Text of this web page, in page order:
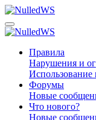
Правила
Нарушения и
Использование
Форумы
Новые
Что нового?
Новые